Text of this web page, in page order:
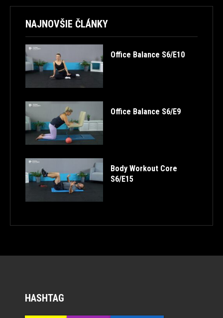
NAJNOVŠIE ČLÁNKY
Office Balance S6/E10
Office Balance S6/E9
Body Workout Core
S6/E15
HASHTAG